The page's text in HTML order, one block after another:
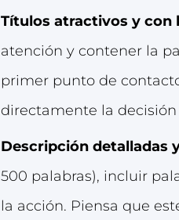
Títulos atractivos y con
atención y contener la
primer punto de
directamente la decisión
Descripción detalladas
500 palabras), incluir
la acción. Piensa que